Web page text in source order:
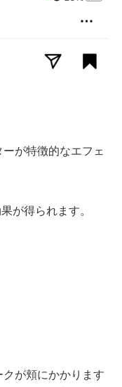
が特徴的なエフェ
が得られます。
が頬にかかります